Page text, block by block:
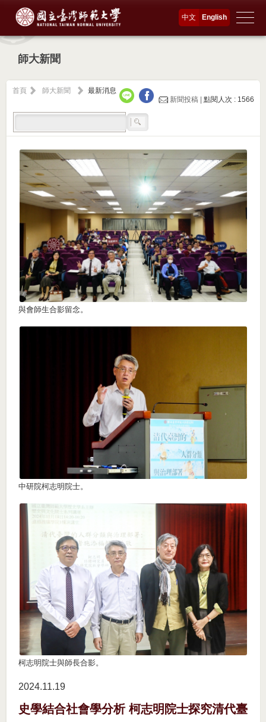
English
中文
師大新聞
首頁 師大新聞
最新消息
新聞投稿 |點閱人次 : 1566
與會師生合影留念。
中研院柯志明院士。
柯志明院士與師長合影。
2024.11 19
史學結合社會學分析 柯志明院士探究清代臺